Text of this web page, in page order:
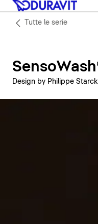
Tutte le serie
Design by Philippe Starck